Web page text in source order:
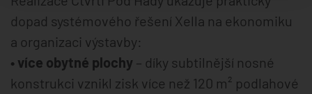
dopad systémového řešení Xella na ekonomiku
a organizaci výstavby:
• více obytné plochy – díky subtilnější nosné
konstrukci vznikl zisk více než 120 m² podlahové